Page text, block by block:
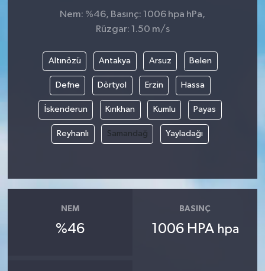
Nem: %46, Basınç: 1006 hpa hPa,
Rüzgar: 1.50 m/s
Altınözü Antakya Arsuz Belen
Defne Dörtyol Erzin Hassa
İskenderun Kırıkhan Kumlu Payas
Reyhanlı Samandağ Yayladağı
NEM
%46
BASINÇ
1006 HPA hpa